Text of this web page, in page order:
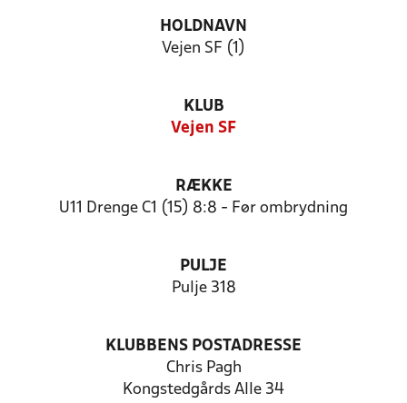
HOLDNAVN
Vejen SF (1)
KLUB
Vejen SF
RÆKKE
U11 Drenge C1 (15) 8:8 - Før ombrydning
PULJE
Pulje 318
KLUBBENS POSTADRESSE
Chris Pagh
Kongstedgårds Alle 34